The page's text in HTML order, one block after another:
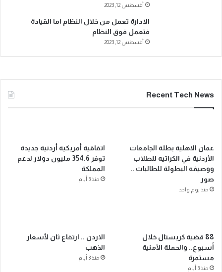
أغسطس 12, 2023
الادارة تعمل من خلال النظام اما القيادة
فتعمل فوق النظام
أغسطس 12, 2023
Recent Tech News
عمان الاهلية بطلة الجامعات
الأردنية في الكراتيه للطلاب
ووصيفه البطولة للطالبات ..
صور
منذ يوم واحد
اتفاقية أمريكية أردنية جديدة
توفر 354.6 مليون دولار لدعم
المملكة
منذ 3 أيام
88 قضية كريستال خلال
أسبوع.. والحملة الأمنية
مستمرة
منذ 3 أيام
الاردن .. ارتفاع ثان لأسعار
الذهب
منذ 3 أيام